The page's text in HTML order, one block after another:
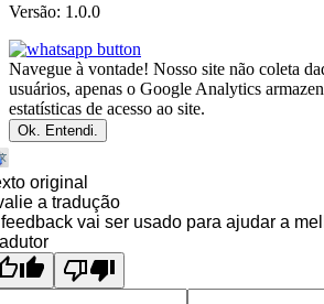
Versão: 1.0.0
Navegue à vontade! Nosso site não coleta
usuários, apenas o Google Analytics
estatísticas de acesso ao site.
Ok. Entendi.
original
a tradução
vai ser usado para ajudar a